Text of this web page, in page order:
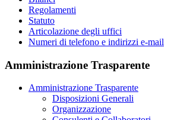
Regolamenti
Statuto
Articolazione degli uffici
Numeri di telefono e indirizzi e-mail
Amministrazione Trasparente
Amministrazione Trasparente
Disposizioni Generali
Organizzazione